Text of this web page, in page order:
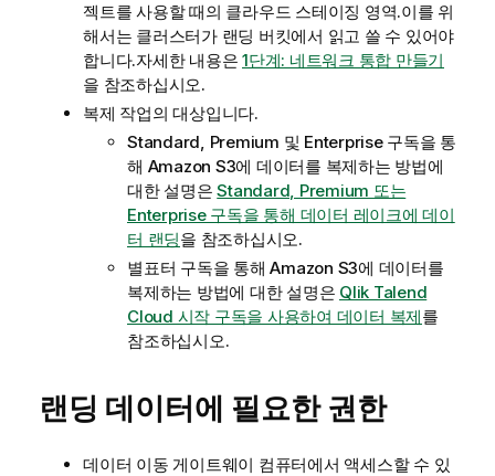
젝트를 사용할 때의 클라우드 스테이징 영역.이를 위
해서는 클러스터가 랜딩 버킷에서 읽고 쓸 수 있어야
합니다.자세한 내용은 1단계: 네트워크 통합 만들기
을 참조하십시오.
복제 작업의 대상입니다.
Standard, Premium 및 Enterprise 구독을 통
해 Amazon S3에 데이터를 복제하는 방법에
대한 설명은Standard, Premium 또는
Enterprise 구독을 통해 데이터 레이크에 데이
터 랜딩을 참조하십시오.
별표터 구독을 통해 Amazon S3에 데이터를
복제하는 방법에 대한 설명은 Qlik Talend
Cloud 시작 구독을 사용하여 데이터 복제를
참조하십시오.
랜딩 데이터에 필요한 권한
데이터 이동 게이트웨이 컴퓨터에서 액세스할 수 있